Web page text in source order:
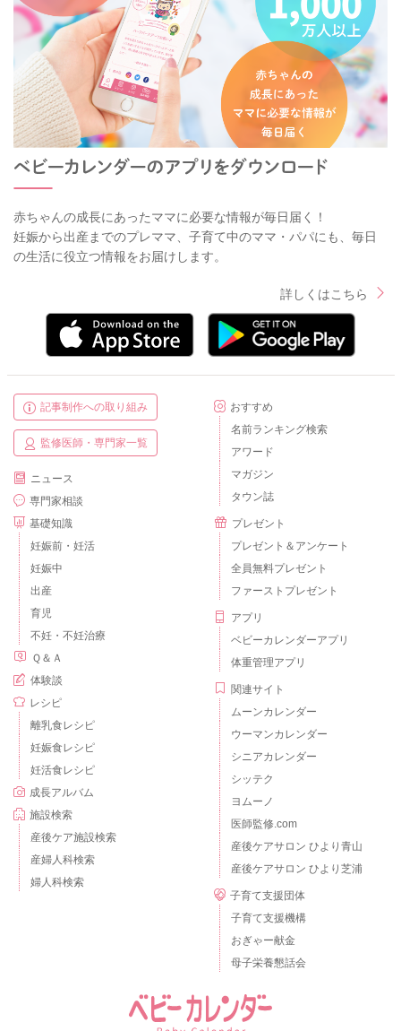
赤ちゃんの成長にあったママに必要な情報が毎日届く！
妊娠から出産までのプレママ、子育て中のママ・パパにも、毎日
の生活に役立つ情報をお届けします。
詳しくはこちら
記事制作への取り組み
監修医師・専門家一覧
ニュース
専門家相談
基礎知識
妊娠前・妊活
妊娠中
出産
育児
不妊・不妊治療
Ｑ＆Ａ
体験談
レシピ
離乳食レシピ
妊娠食レシピ
妊活食レシピ
成長アルバム
施設検索
産後ケア施設検索
産婦人科検索
婦人科検索
おすすめ
名前ランキング検索
アワード
マガジン
タウン誌
プレゼント
プレゼント＆アンケート
全員無料プレゼント
ファーストプレゼント
アプリ
ベビーカレンダーアプリ
体重管理アプリ
関連サイト
ムーンカレンダー
ウーマンカレンダー
シニアカレンダー
シッテク
ヨムーノ
医師監修.com
産後ケアサロン ひより青山
産後ケアサロン ひより芝浦
子育て支援団体
子育て支援機構
おぎゃー献金
母子栄養懇話会